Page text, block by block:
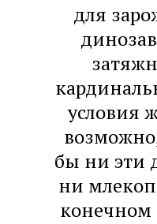
для
условия
бы ни эти
ни
конечном